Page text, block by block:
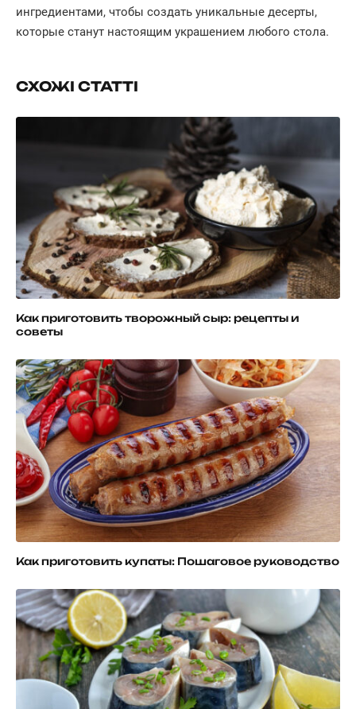
ингредиентами, чтобы создать уникальные десерты,
которые станут настоящим украшением любого стола.
СХОЖІ СТАТТІ
Как приготовить творожный сыр: рецепты и
советы
Как приготовить купаты: Пошаговое руководство